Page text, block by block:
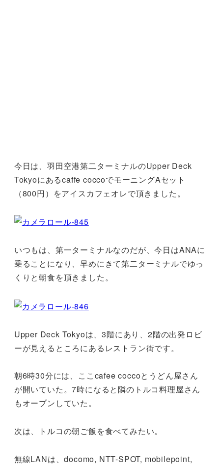
今日は、羽田空港第二ターミナルのUpper Deck
Tokyoにあるcaffe coccoでモーニングAセット
（800円）をアイスカフェオレで頂きました。
いつもは、第一ターミナルなのだが、今日はANAに
乗ることになり、早めにきて第二ターミナルでゆっ
くりと朝食を頂きました。
Upper Deck Tokyoは、3階にあり、2階の出発ロビ
ーが見えるところにあるレストラン街です。
朝6時30分には、ここcafee coccoとうどん屋さん
が開いていた。7時になると隣のトルコ料理屋さん
もオープンしていた。
次は、トルコの朝ご飯を食べてみたい。
無線LANは、docomo, NTT-SPOT, mobilepoint,